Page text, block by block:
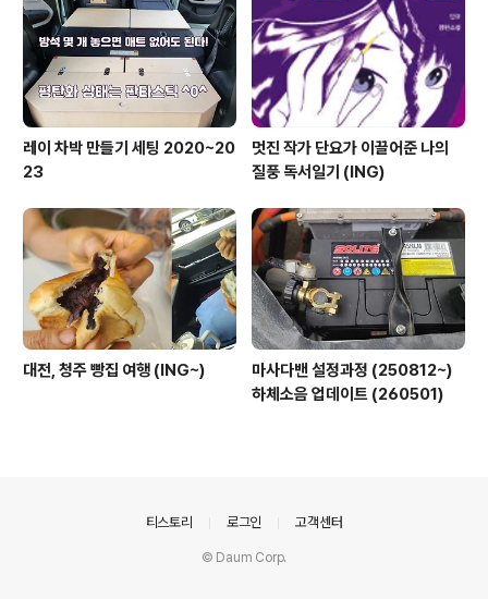
레이 차박 만들기 세팅 2020~20
23
멋진 작가 단요가 이끌어준 나의
질풍 독서일기 (ING)
대전, 청주 빵집 여행 (ING~)
마사다밴 설정과정 (250812~)
하체소음 업데이트 (260501)
티스토리 로그인 고객센터
© Daum Corp.